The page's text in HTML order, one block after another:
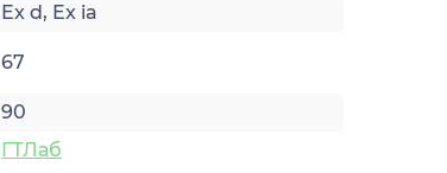
Ex d, Ex ia
67
90
ГТЛаб